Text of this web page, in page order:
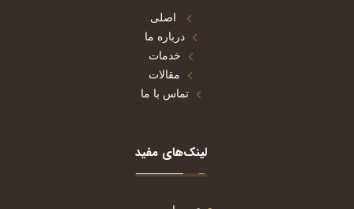
اصلی
درباره ما
خدمات
مقالات
تماس با ما
لینک‌های مفید